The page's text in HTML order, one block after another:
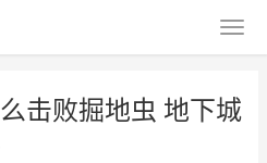
击败掘地虫 地下城